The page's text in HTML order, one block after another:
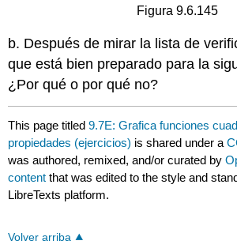
Figura 9.6.145
b. Después de mirar la lista de
que está bien preparado para la
¿Por qué o por qué no?
This page titled9.7E: Grafica funciones
propiedades (ejercicios) is shared under a
was authored, remixed, and/or curated by
content that was edited to the style and
LibreTexts platform.
Volver arriba